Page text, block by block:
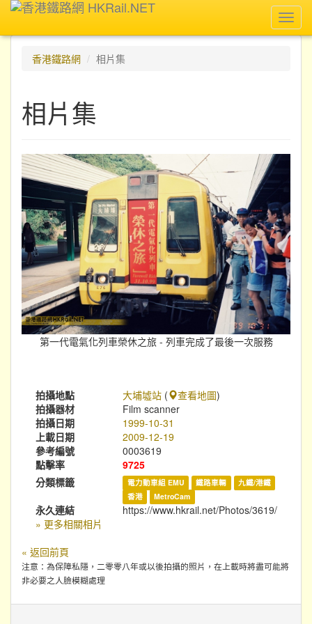
香港鐵路網
相片集
相片集
第一代電氣化列車榮休之旅 - 列車完成了最後一次服務
拍攝地點 大埔墟站 ( 查看地圖)
拍攝器材
Film scanner
拍攝日期
1999-10-31
上載日期
2009-12-19
參考編號
0003619
點擊率
9725
分類標籤
電力動車組 EMU 鐵路車輛
九鐵/港鐵
香港
MetroCam
永久連結
https://www.hkrail.net/Photos/3619/
» 更多相關相片
« 返回前頁
注意：為保障私隱，二零零八年或以後拍攝的照片，在上載時將盡可能將
非必要之人臉模糊處理